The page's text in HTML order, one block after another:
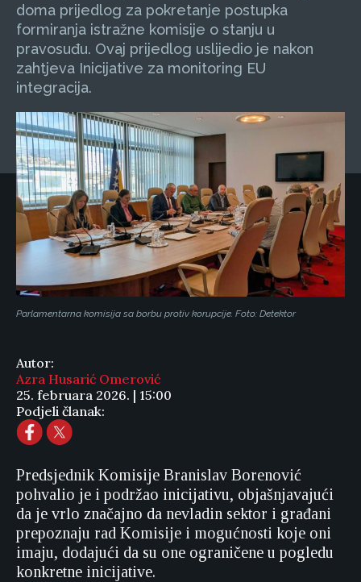
doma prijedlog za pokretanje postupka
formiranja istražne komisije o stanju u
pravosuđu. Ovaj prijedlog uslijedio je nakon
zahtjeva Inicijative za monitoring EU
integracija.
Parlamentarna komisija sa borbu protiv korupcije. Foto: Detektor
Autor:
Azra Husarić Omerović
25. februara 2026. | 15:00
Podjeli članak:
Predsjednik Komisije Branislav Borenović
pohvalio je i podržao inicijativu, objašnjavajući
da je vrlo značajno da nevladin sektor i građani
prepoznaju rad Komisije i mogućnosti koje oni
imaju, dodajući da su one ograničene u pogledu
konkretne inicijative.